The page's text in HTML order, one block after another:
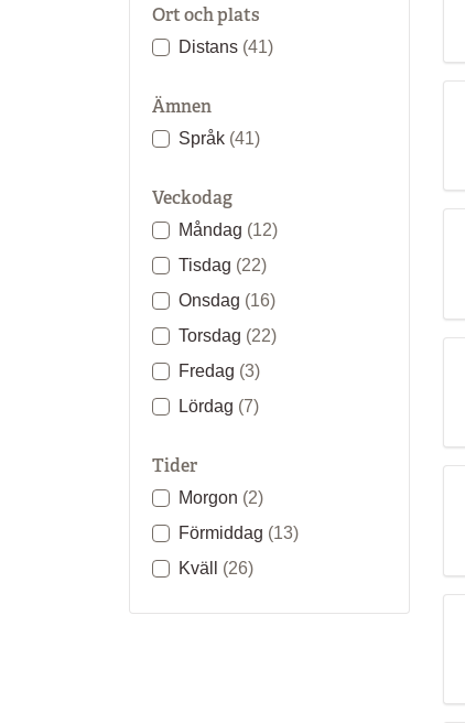
Ort och plats
Distans (41)
Ämnen
Språk (41)
Veckodag
Måndag (12)
Tisdag (22)
Onsdag (16)
Torsdag (22)
Fredag (3)
Lördag (7)
Tider
Morgon (2)
Förmiddag (13)
Kväll (26)